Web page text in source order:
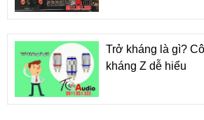
Trở kháng là gì?
kháng Z dễ hiểu